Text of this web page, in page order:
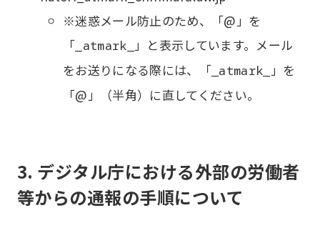
※迷惑メール防止のため、「@」を
「 _atmark_ 」と表示しています。メール
をお送りになる際には、「 _atmark_ 」を
「@」（半角）に直してください。
3. デジタル庁における外部の労働者
等からの通報の手順について